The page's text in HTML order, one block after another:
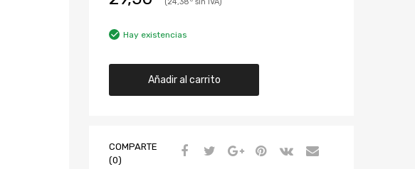
24,38
Hay existencias
Añadir al carrito
COMPARTE
(0)